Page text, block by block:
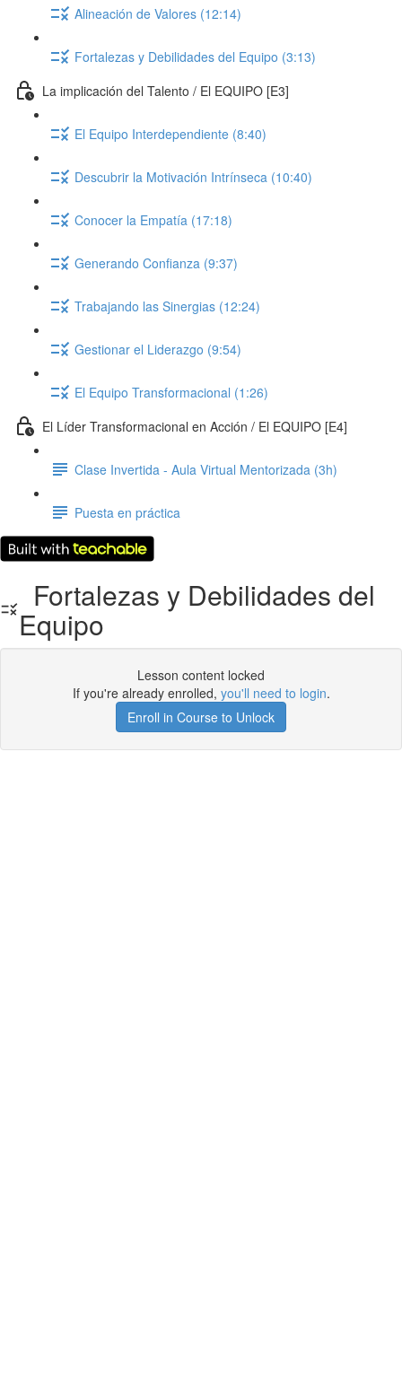
Alineación de Valores (12:14)
Fortalezas y Debilidades del Equipo (3:13)
La implicación del Talento / El EQUIPO [E3]
El Equipo Interdependiente (8:40)
Descubrir la Motivación Intrínseca (10:40)
Conocer la Empatía (17:18)
Generando Confianza (9:37)
Trabajando las Sinergias (12:24)
Gestionar el Liderazgo (9:54)
El Equipo Transformacional (1:26)
El Líder Transformacional en Acción / El EQUIPO [E4]
Clase Invertida - Aula Virtual Mentorizada (3h)
Puesta en práctica
Fortalezas y Debilidades del
Equipo
Lesson content locked
If you're already enrolled, you'll need to login.
Enroll in Course to Unlock